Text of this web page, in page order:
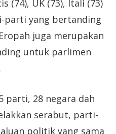
(74), UK (73), Itali (73)
parti yang bertanding
juga merupakan
untuk parlimen
parti, 28 negara dah
serabut, parti-
politik yang sama